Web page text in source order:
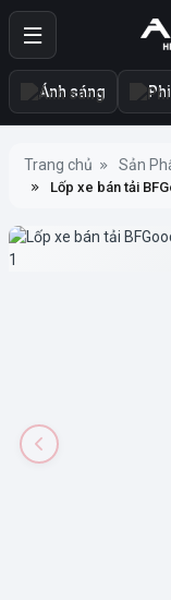
Ánh sáng
Trang chủ Sản
Lốp xe bán tải